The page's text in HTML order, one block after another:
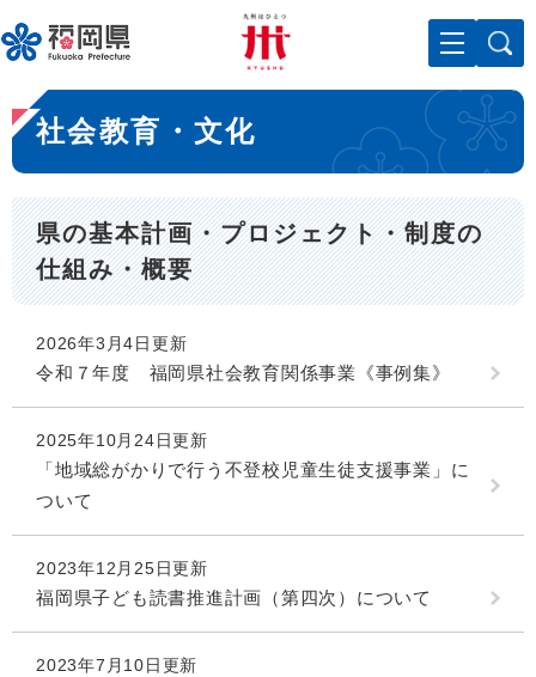
ー
ジ
先
頭
で
。
メニューを飛ばして本文へ
本
文
社会教育・文化
県の基本計画・プロジェクト・制度の
仕組み・概要
2026年3月4日更新
令和７年度 福岡県社会教育関係事業《事例集》
2025年10月24日更新
「地域総がかりで行う不登校児童生徒支援事業」に
ついて
2023年12月25日更新
福岡県子ども読書推進計画（第四次）について
2023年7月10日更新